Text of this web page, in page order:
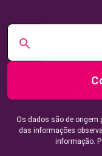
Os dados são de origem
das informações
informação.